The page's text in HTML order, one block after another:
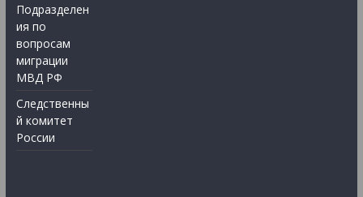
Подразделен
ия по
вопросам
миграции
МВД РФ
Следственны
й комитет
России